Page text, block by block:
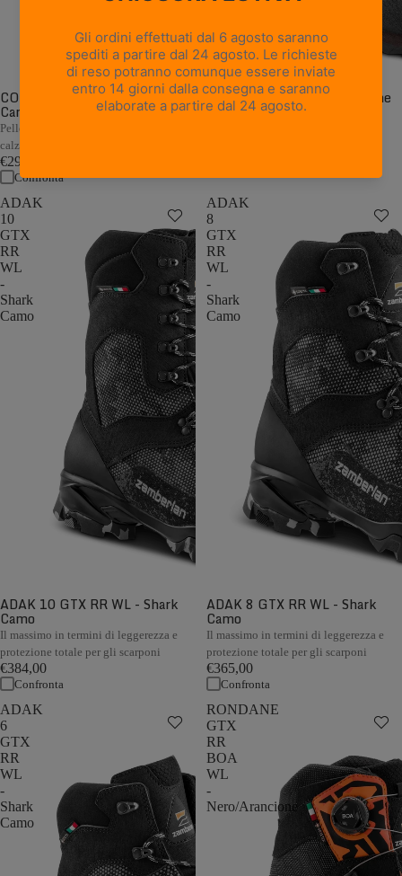
CORMONS NBK GTX WL -
Camouflage
Pelle Nubuck camo con flex morbido e
calzata a pianta larga
€299,00
Confronta
CORMONS GTX WL - Marrone
Scuro/Arancio
ADAK
10
GTX
RR
WL
-
Shark
Camo
ADAK 10 GTX RR WL - Shark
Camo
Il massimo in termini di leggerezza e
protezione totale per gli scarponi
€384,00
Confronta
ADAK
8
GTX
RR
WL
-
Shark
Camo
ADAK 8 GTX RR WL - Shark
Camo
Il massimo in termini di leggerezza e
protezione totale per gli scarponi
€365,00
Confronta
ADAK
6
GTX
RR
WL
-
Shark
Camo
RONDANE
GTX
RR
BOA
WL
-
Nero/Arancione